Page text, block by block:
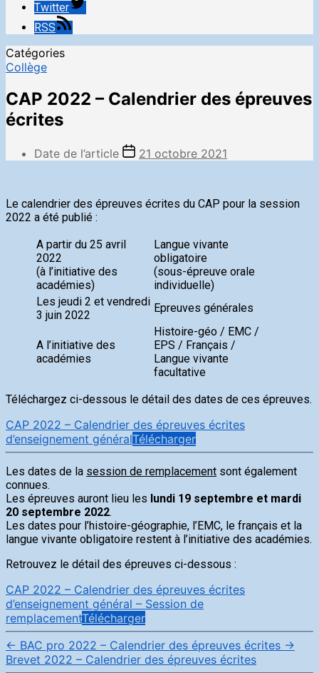
Twitter
RSS
Catégories
Collège
CAP 2022 – Calendrier des épreuves
écrites
Date de l’article 21 octobre 2021
Le calendrier des épreuves écrites du CAP pour la session
2022 a été publié :
A partir du 25 avril
2022
(à l’initiative des
académies)
Langue vivante
obligatoire
(sous-épreuve orale
individuelle)
Les jeudi 2 et vendredi
3 juin 2022
Epreuves générales
A l’initiative des
académies
Histoire-géo / EMC /
EPS / Français /
Langue vivante
facultative
Téléchargez ci-dessous le détail des dates de ces épreuves.
CAP 2022 – Calendrier des épreuves écrites
d’enseignement généralTélécharger
Les dates de la session de remplacement sont également
connues.
Les épreuves auront lieu les lundi 19 septembre et mardi
20 septembre 2022.
Les dates pour l’histoire-géographie, l’EMC, le français et la
langue vivante obligatoire restent à l’initiative des académies.
Retrouvez le détail des épreuves ci-dessous :
CAP 2022 – Calendrier des épreuves écrites
d’enseignement général – Session de
remplacementTélécharger
← BAC pro 2022 – Calendrier des épreuves écrites →
Brevet 2022 – Calendrier des épreuves écrites